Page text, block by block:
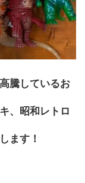
騰しているお
、昭和レトロ
ます！